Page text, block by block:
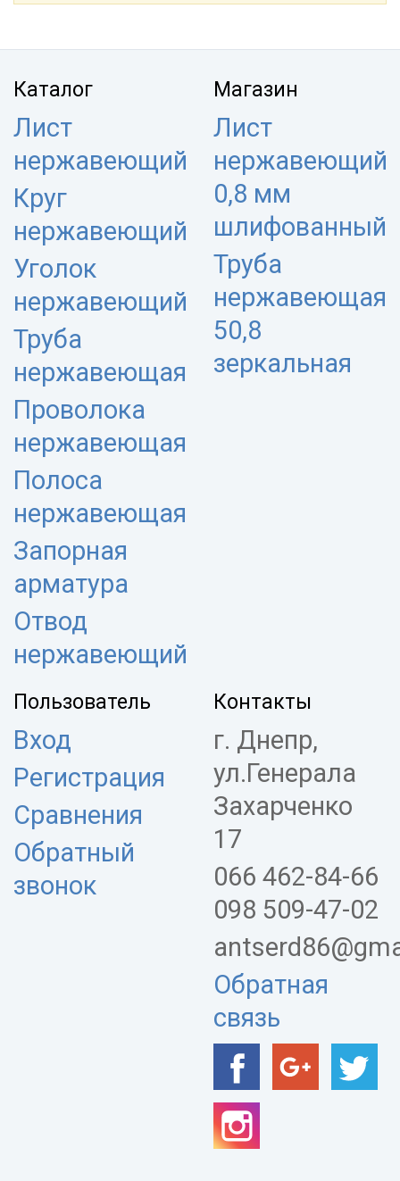
Каталог
Лист
нержавеющий
Круг
нержавеющий
Уголок
нержавеющий
Труба
нержавеющая
Проволока
нержавеющая
Полоса
нержавеющая
Запорная
арматура
Отвод
нержавеющий
Магазин
Лист
нержавеющий
0,8 мм
шлифованный
Труба
нержавеющая
50,8
зеркальная
Пользователь
Вход
Регистрация
Сравнения
Обратный
звонок
Контакты
г. Днепр,
ул.Генерала
Захарченко
17
066 462-84-66
098 509-47-02
Обратная
связь